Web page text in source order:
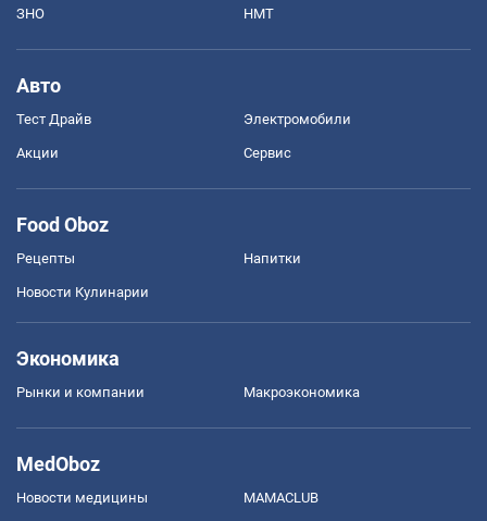
ЗНО НМТ
Авто
Тест Драйв Электромобили
Акции Сервис
Food Oboz
Рецепты Напитки
Новости Кулинарии
Экономика
Рынки и компании Mакроэкономика
MedOboz
Новости медицины MAMACLUB